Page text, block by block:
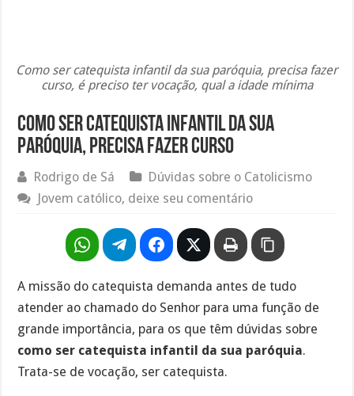
Como ser catequista infantil da sua paróquia, precisa fazer
curso, é preciso ter vocação, qual a idade mínima
Como ser catequista infantil da sua
paróquia, precisa fazer curso
Rodrigo de Sá
Dúvidas sobre o Catolicismo
Jovem católico, deixe seu comentário
A missão do catequista demanda antes de tudo
atender ao chamado do Senhor para uma função de
grande importância, para os que têm dúvidas sobre
como ser catequista infantil da sua paróquia.
Trata-se de vocação, ser catequista.